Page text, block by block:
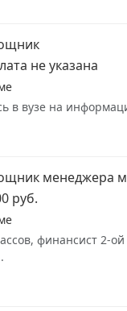
не указана
в вузе на
менеджера
руб.
финансист 2-